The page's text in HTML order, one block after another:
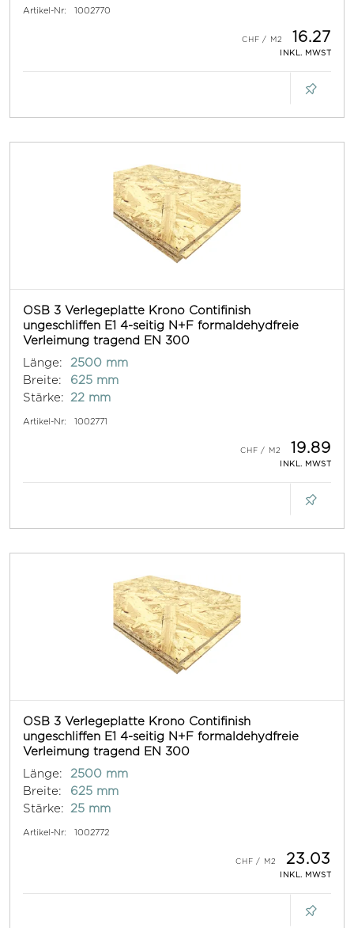
Artikel-Nr: 1002770
16.27
INKL. MWST
OSB 3 Verlegeplatte Krono Contifinish
ungeschliffen E1 4-seitig N+F formaldehydfreie
Verleimung tragend EN 300
Länge:
2500 mm
Breite:
625 mm
Stärke:
22 mm
Artikel-Nr: 1002771
19.89
INKL. MWST
OSB 3 Verlegeplatte Krono Contifinish
ungeschliffen E1 4-seitig N+F formaldehydfreie
Verleimung tragend EN 300
Länge:
2500 mm
Breite:
625 mm
Stärke:
25 mm
Artikel-Nr: 1002772
23.03
INKL. MWST